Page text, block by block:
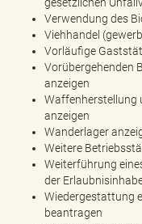
Verwendung des
Viehhandel
Vorläufige
Vorübergehenden
anzeigen
Waffenherstellung
anzeigen
Wanderlager
Weitere
Weiterführung
der
Wiedergestattung
beantragen